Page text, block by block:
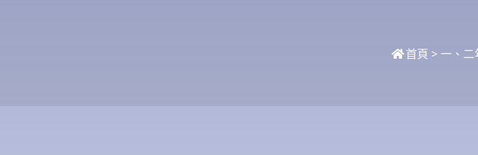
首頁 > 一、二